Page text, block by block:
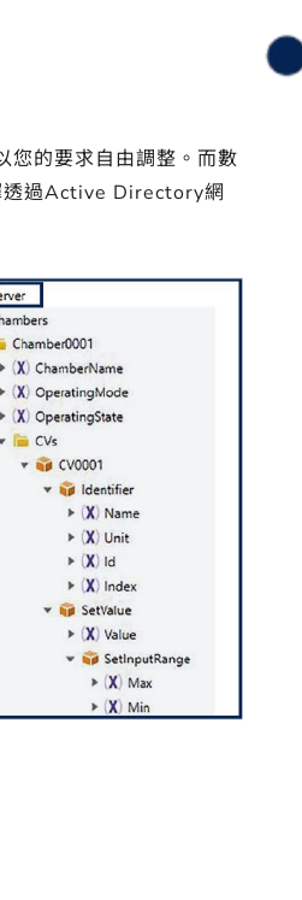
您的要求自由調整。而數
透過Active Directory網